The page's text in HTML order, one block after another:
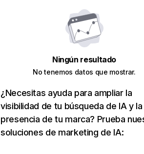
Ningún resultado
No tenemos datos que mostrar.
¿Necesitas ayuda para ampliar la
visibilidad de tu búsqueda de IA y la
presencia de tu marca? Prueba
soluciones de marketing de IA: